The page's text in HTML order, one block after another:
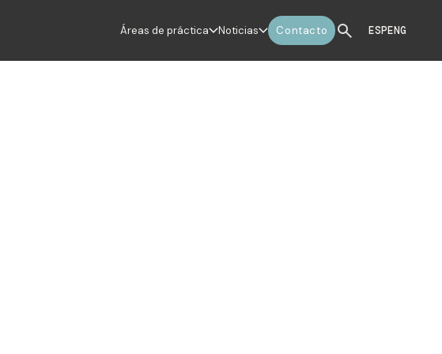
Áreas de práctica Noticias Contacto ESPENG